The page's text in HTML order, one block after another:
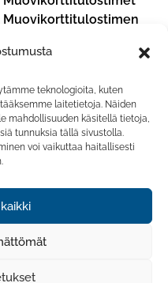
teknologioita, kuten
laitetietoja. Näiden
mahdollisuuden käsitellä tietoja,
tunnuksia tällä sivustolla.
voi vaikuttaa haitallisesti
Muovikorttitulostimen
Finland